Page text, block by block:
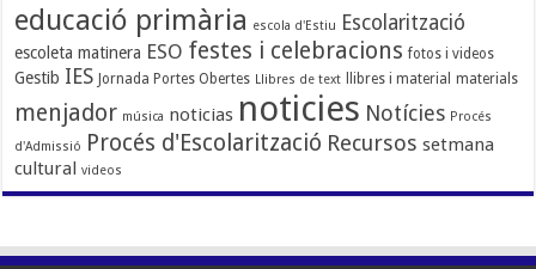
educació primària escola d'Estiu Escolarització
escoleta matinera ESO festes i celebracions fotos i videos
Gestib IES Jornada Portes Obertes Llibres de text llibres i material materials
menjador música noticias noticies Notícies Procés
d'Admissió Procés d'Escolarització Recursos setmana
cultural videos